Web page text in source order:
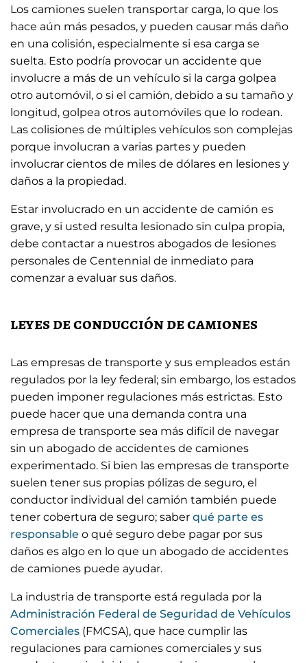
Los camiones suelen transportar carga, lo que los
hace aún más pesados, y pueden causar más daño
en una colisión, especialmente si esa carga se
suelta. Esto podría provocar un accidente que
involucre a más de un vehículo si la carga golpea
otro automóvil, o si el camión, debido a su tamaño y
longitud, golpea otros automóviles que lo rodean.
Las colisiones de múltiples vehículos son complejas
porque involucran a varias partes y pueden
involucrar cientos de miles de dólares en lesiones y
daños a la propiedad.
Estar involucrado en un accidente de camión es
grave, y si usted resulta lesionado sin culpa propia,
debe contactar a nuestros abogados de lesiones
personales de Centennial de inmediato para
comenzar a evaluar sus daños.
leyes de conducción de camiones
Las empresas de transporte y sus empleados están
regulados por la ley federal; sin embargo, los estados
pueden imponer regulaciones más estrictas. Esto
puede hacer que una demanda contra una
empresa de transporte sea más difícil de navegar
sin un abogado de accidentes de camiones
experimentado. Si bien las empresas de transporte
suelen tener sus propias pólizas de seguro, el
conductor individual del camión también puede
tener cobertura de seguro; saber qué parte es
responsable o qué seguro debe pagar por sus
daños es algo en lo que un abogado de accidentes
de camiones puede ayudar.
La industria de transporte está regulada por la
Administración Federal de Seguridad de Vehículos
Comerciales (FMCSA), que hace cumplir las
regulaciones para camiones comerciales y sus